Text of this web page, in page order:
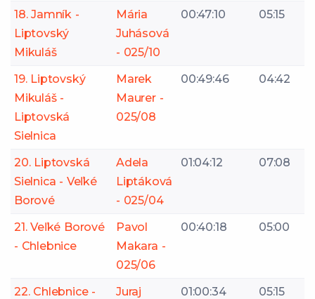
18. Jamník -
Liptovský
Mikuláš
Mária
Juhásová
- 025/10
00:47:10 05:15
19. Liptovský
Mikuláš -
Liptovská
Sielnica
Marek
Maurer -
025/08
00:49:46 04:42
20. Liptovská
Sielnica - Veľké
Borové
Adela
Liptáková
- 025/04
01:04:12 07:08
21. Veľké Borové
- Chlebnice
Pavol
Makara -
025/06
00:40:18 05:00
22. Chlebnice -
Juraj
01:00:34 05:15